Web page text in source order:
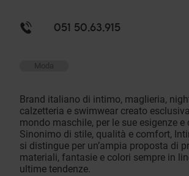
051 50.63.915
Moda
Brand italiano di intimo, maglieria,
calzetteria e swimwear creato
mondo maschile, per le sue esigenze e
Sinonimo di stile, qualità e comfort,
si distingue per un’ampia proposta di
materiali, fantasie e colori sempre in
ultime tendenze.